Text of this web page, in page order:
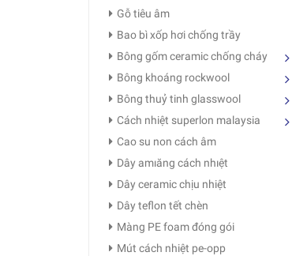
Gỗ tiêu âm
Bao bì xốp hơi chống trầy
Bông gốm ceramic chống cháy
Bông khoáng rockwool
Bông thuỷ tinh glasswool
Cách nhiệt superlon malaysia
Cao su non cách âm
Dây amıăng cách nhıệt
Dây ceramic chịu nhiệt
Dây teflon tết chèn
Màng PE foam đóng gói
Mút cách nhiệt pe-opp